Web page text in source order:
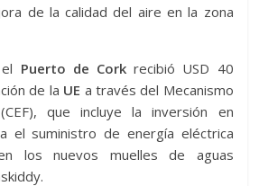
de la calidad del aire en la zona
Puerto de Corkrecibió USD 40
de la UE a través del Mecanismo
que incluye la inversión en
el suministro de energía eléctrica
los nuevos muelles de aguas